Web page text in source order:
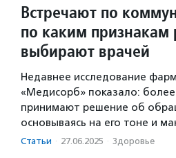
Встречают по
по каким признакам
выбирают врачей
Недавнее исследование
«Медисорб» показало:
принимают решение об
основываясь на его тоне и
Статьи · 27.06.2025 · Здоровье